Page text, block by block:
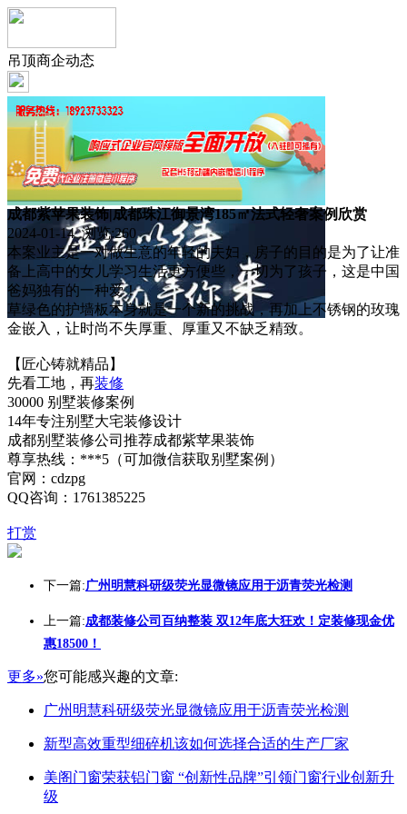
吊顶商企动态
成都紫苹果装饰|成都珠江御景湾185㎡法式轻奢案例欣赏
2024-01-14 浏览:260
本案业主是一对做生意的年轻的夫妇，房子的目的是为了让准
备上高中的女儿学习生活更方便些，一切为了孩子，这是中国
爸妈独有的一种爱！
草绿色的护墙板本身就是一个新的挑战，再加上不锈钢的玫瑰
金嵌入，让时尚不失厚重、厚重又不缺乏精致。
【匠心铸就精品】
先看工地，再装修
30000 别墅装修案例
14年专注别墅大宅装修设计
成都别墅装修公司推荐成都紫苹果装饰
尊享热线：***5（可加微信获取别墅案例）
官网：cdzpg
QQ咨询：1761385225
打赏
下一篇:广州明慧科研级荧光显微镜应用于沥青荧光检测
上一篇:成都装修公司百纳整装 双12年底大狂欢！定装修现金优
惠18500！
更多»您可能感兴趣的文章:
广州明慧科研级荧光显微镜应用于沥青荧光检测
新型高效重型细碎机该如何选择合适的生产厂家
美阁门窗荣获铝门窗 “创新性品牌”引领门窗行业创新升
级